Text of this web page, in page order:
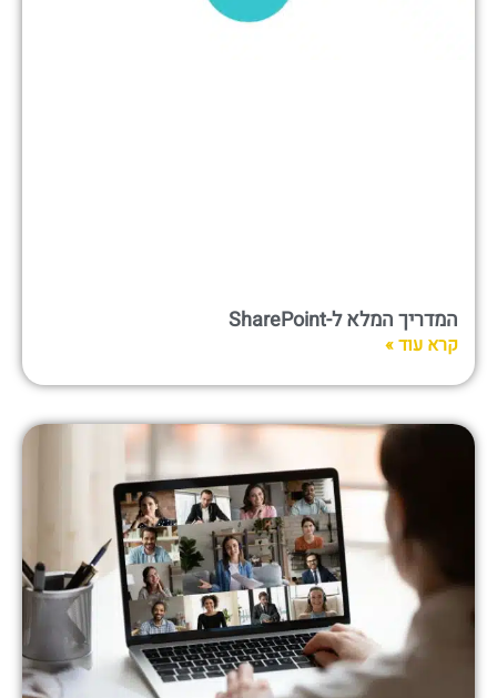
המדריך המלא ל-SharePoint
קרא עוד »